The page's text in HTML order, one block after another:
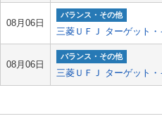
08月06日
バランス・その他
三菱ＵＦＪ ターゲット
08月06日
バランス・その他
三菱ＵＦＪ ターゲット